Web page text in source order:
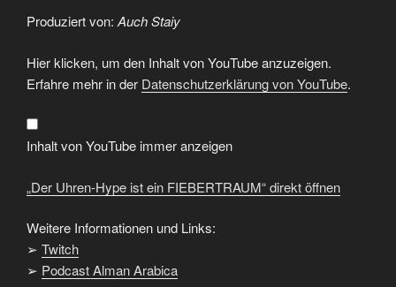
Produziert von:Auch Staiy
„Der
Uhren-
Hype
ist
FIEBERTRAUM“
von
YouTube
anzeigen
Hier klicken, um den Inhalt von YouTube anzuzeigen.
Erfahre mehr in der Datenschutzerklärung von YouTube.
Inhalt von YouTube immer anzeigen
„Der Uhren-Hype ist ein FIEBERTRAUM“ direkt öffnen
Weitere Informationen und Links:
➢ Twitch
➢ Podcast Alman Arabica